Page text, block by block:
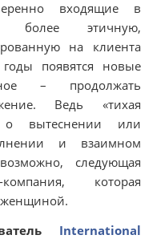
входящие в
более этичную,
на клиента
появятся новые
– продолжать
Ведь «тихая
вытеснении или
и взаимном
следующая
которая
женщиной.
International